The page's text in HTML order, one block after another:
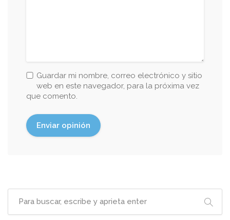
Guardar mi nombre, correo electrónico y sitio
web en este navegador, para la próxima vez
que comento.